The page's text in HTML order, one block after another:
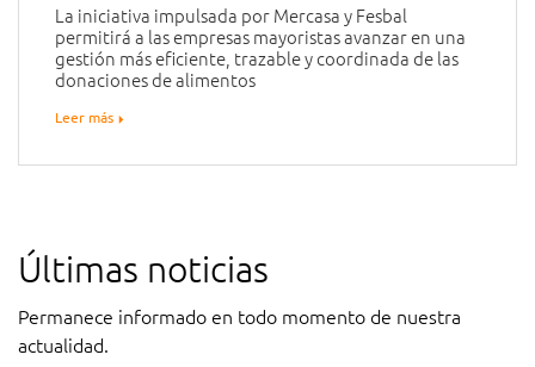
La iniciativa impulsada por Mercasa y Fesbal
permitirá a las empresas mayoristas avanzar en una
gestión más eficiente, trazable y coordinada de las
donaciones de alimentos
Leer más
Últimas noticias
Permanece informado en todo momento de nuestra
actualidad.